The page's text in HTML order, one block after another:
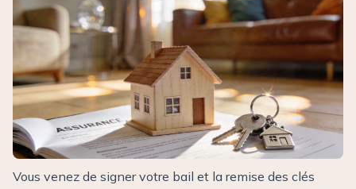
Vous venez de signer votre bail et la remise des clés